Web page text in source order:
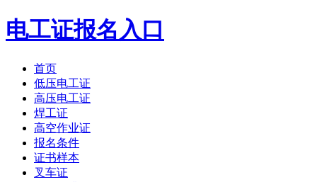
电工证报名入口
首页
低压电工证
高压电工证
焊工证
高空作业证
报名条件
证书样本
叉车证